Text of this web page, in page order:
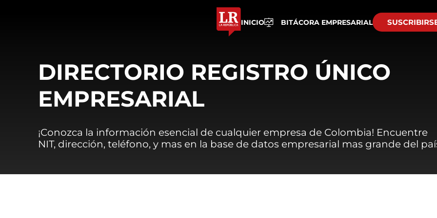
INICIO BITÁCORA EMPRESARIAL
DIRECTORIO REGISTRO ÚNICO
EMPRESARIAL
¡Conozca la información esencial de cualquier empresa de Colombia! Encuentre
NIT, dirección, teléfono, y mas en la base de datos empresarial mas grande del